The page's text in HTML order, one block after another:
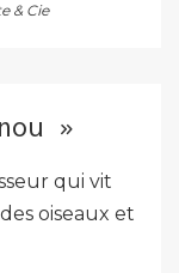
& Cie
»
qui vit
oiseaux et